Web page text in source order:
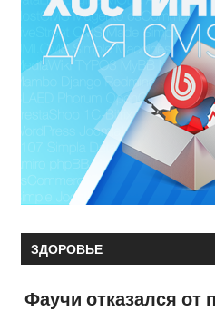
ЗДОРОВЬЕ
Фаучи отказался от